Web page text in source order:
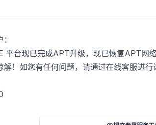
平台现已完成APT升级，现已恢复APT网
解！如您有任何问题，请通过在线客服进行